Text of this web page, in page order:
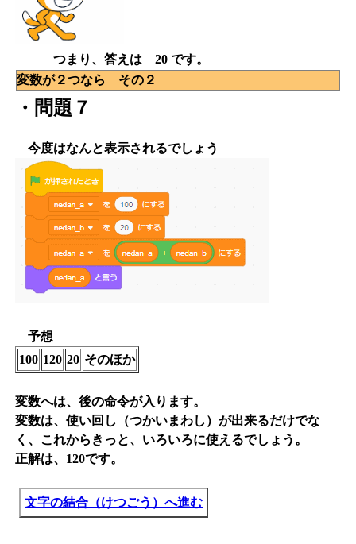
つまり、答えは 20 です。
変数が２つなら その２
・問題７
今度はなんと表示されるでしょう
予想
100 120 20 そのほか
変数へは、後の命令が入ります。
変数は、使い回し（つかいまわし）が出来るだけでな
く、これからきっと、いろいろに使えるでしょう。
正解は、120です。
文字の結合（けつごう）へ進む